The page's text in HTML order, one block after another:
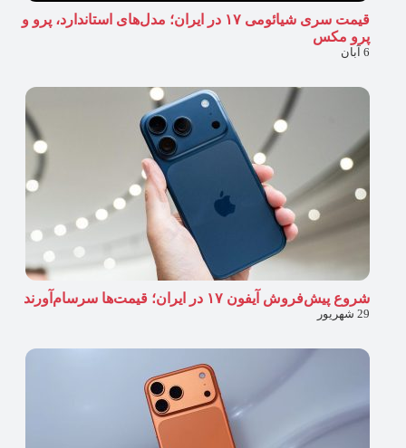
قیمت سری شیائومی ۱۷ در ایران؛ مدل‌های استاندارد، پرو و
پرو مکس
6 آبان
شروع پیش‌فروش آیفون ۱۷ در ایران؛ قیمت‌ها سرسام‌آورند
29 شهریور